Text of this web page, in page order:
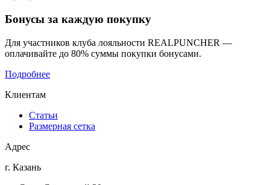
Бонусы за каждую покупку
Для участников клуба лояльности REALPUNCHER —
оплачивайте до 80% суммы покупки бонусами.
Подробнее
Клиентам
Статьи
Размерная сетка
Адрес
г. Казань